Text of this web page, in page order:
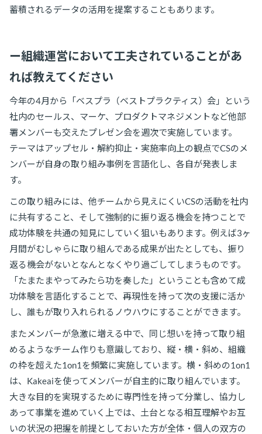
蓄積されるデータの活用を提案することもあります。
ー組織運営において工夫されていることがあ
れば教えてください
今年の4月から「ベスプラ（ベストプラクティス）会」という
社内のセールス、マーケ、プロダクトマネジメントなど他部
署メンバーも交えたプレゼン会を週次で実施しています。
テーマはアップセル・解約抑止・実施率向上の観点でCSのメ
ンバーが自身の取り組み事例を言語化し、各自が発表しま
す。
この取り組みには、他チームから見えにくいCSの活動を社内
に共有すること、そして強制的に振り返る機会を持つことで
成功体験を共通の知見にしていく狙いもあります。例えば3ヶ
月間がむしゃらに取り組んである成果が出たとしても、振り
返る機会がないとなんとなくやり過ごしてしまうものです。
「たまたまやってみたら功を奏した」ということも含めて成
功体験を言語化することで、再現性を持って次の支援に活か
し、誰もが取り入れられるノウハウにすることができます。
またメンバーが急激に増える中で、同じ想いを持って取り組
めるようなチーム作りも意識しており、縦・横・斜め、組織
の枠を超えた1on1を頻繁に実施しています。横・斜めの1on1
は、Kakeaiを使ってメンバーが自主的に取り組んでいます。
大きな目的を実現するために専門性を持って分業し、協力し
あって事業を進めていく上では、土台となる相互理解やお互
いの状況の把握を前提としておいた方が全体・個人の双方の